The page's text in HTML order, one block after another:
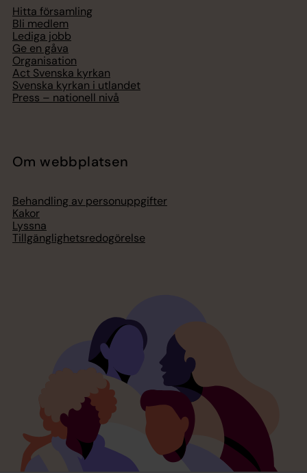
Hitta församling
Bli medlem
Lediga jobb
Ge en gåva
Organisation
Act Svenska kyrkan
Svenska kyrkan i utlandet
Press – nationell nivå
Om webbplatsen
Behandling av personuppgifter
Kakor
Lyssna
Tillgänglighetsredogörelse